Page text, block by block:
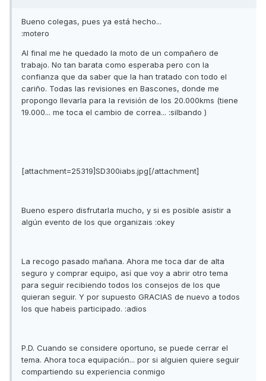
Bueno colegas, pues ya está hecho...
:motero
Al final me he quedado la moto de un compañero de
trabajo. No tan barata como esperaba pero con la
confianza que da saber que la han tratado con todo el
cariño. Todas las revisiones en Bascones, donde me
propongo llevarla para la revisión de los 20.000kms (tiene
19.000... me toca el cambio de correa... :silbando )
[attachment=25319]SD300iabs.jpg[/attachment]
Bueno espero disfrutarla mucho, y si es posible asistir a
algún evento de los que organizais :okey
La recogo pasado mañana. Ahora me toca dar de alta
seguro y comprar equipo, así que voy a abrir otro tema
para seguir recibiendo todos los consejos de los que
quieran seguir. Y por supuesto GRACIAS de nuevo a todos
los que habeis participado. :adios
P.D. Cuando se considere oportuno, se puede cerrar el
tema. Ahora toca equipación... por si alguien quiere seguir
compartiendo su experiencia conmigo